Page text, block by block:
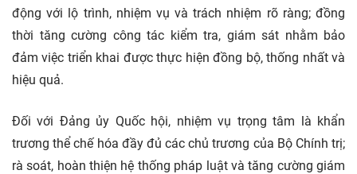
động với lộ trình, nhiệm vụ và trách nhiệm rõ ràng; đồng
thời tăng cường công tác kiểm tra, giám sát nhằm bảo
đảm việc triển khai được thực hiện đồng bộ, thống nhất và
hiệu quả.
Đối với Đảng ủy Quốc hội, nhiệm vụ trọng tâm là khẩn
trương thể chế hóa đầy đủ các chủ trương của Bộ Chính trị;
rà soát, hoàn thiện hệ thống pháp luật và tăng cường giám